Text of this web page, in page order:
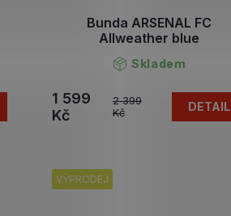
Bunda ARSENAL FC
Allweather blue
Skladem
2 399
Kč
1 599
Kč
DETAIL
VÝPRODEJ